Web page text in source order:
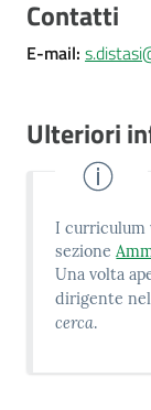
ed Enti
Contatti
E-mail:
Ulteriori
I curriculum
sezione
Una volta
dirigente
cerca.